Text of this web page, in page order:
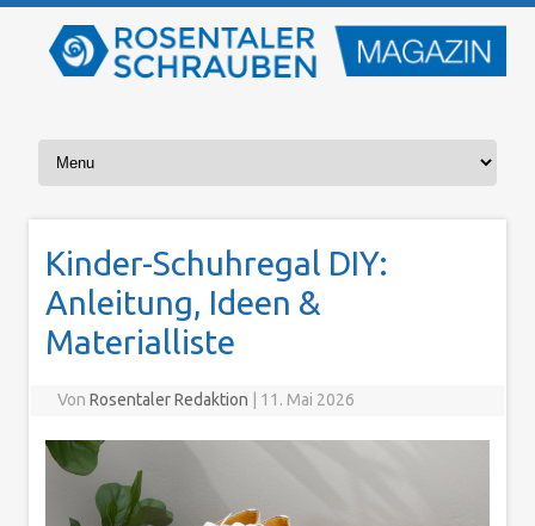
Zum Inhalt springen
Kinder-Schuhregal DIY:
Anleitung, Ideen &
Materialliste
VonRosentaler Redaktion 11. Mai 2026